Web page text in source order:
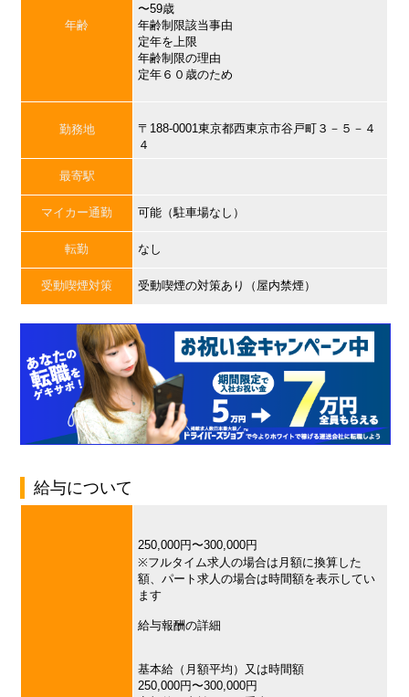
年齢
〜59歳
年齢制限該当事由
定年を上限
年齢制限の理由
定年６０歳のため
勤務地
〒188-0001東京都西東京市谷戸町３－５－４
４
最寄駅
マイカー通勤 可能（駐車場なし）
転勤 なし
受動喫煙対策 受動喫煙の対策あり（屋内禁煙）
給与について
250,000円〜300,000円
※フルタイム求人の場合は月額に換算した
額、パート求人の場合は時間額を表示してい
ます
給与報酬の詳細
基本給（月額平均）又は時間額
250,000円〜300,000円